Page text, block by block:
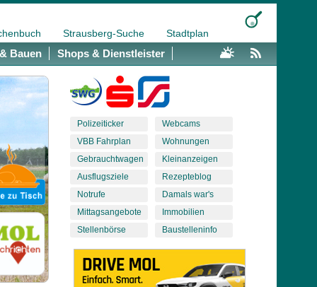
Strausberg-Suche Stadtplan
Bauen Shops & Dienstleister
Polizeiticker
VBB Fahrplan
Gebrauchtwagen
Ausflugsziele
Notrufe
Mittagsangebote
Stellenbörse
Webcams
Wohnungen
Kleinanzeigen
Rezepteblog
Damals war's
Immobilien
Baustelleninfo